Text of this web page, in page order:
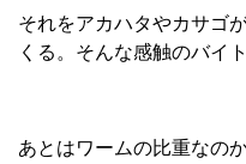
それをアカハタやカサゴ
くる。そんな感触のバイ
あとはワームの比重なの